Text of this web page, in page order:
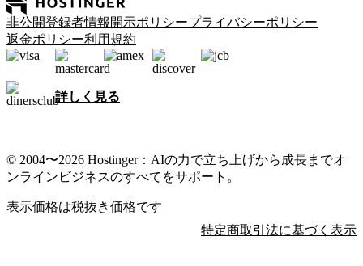
非公開登録者情報開示ポリシープライバシーポリシー
返金ポリシー利用規約
詳しく見る
© 2004〜2026 Hostinger：AIの力で立ち上げから成長までオ
ンラインビジネスのすべてをサポート。
表示価格は税抜き価格です
特定商取引法に基づく表示